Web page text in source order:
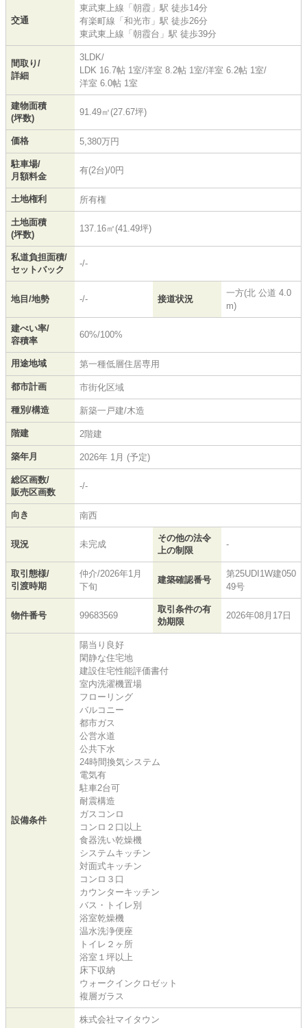
交通
東武東上線 「 朝霞 」駅 徒歩14分
有楽町線 「 和光市 」駅 徒歩26分
東武東上線 「 朝霞台 」駅 徒歩39分
間取り/
詳細
3LDK/
LDK 16.7帖 1室/洋室 8.2帖 1室/洋室 6.2帖 1室/
洋室 6.0帖 1室
建物面積
(坪数)
91.49㎡(27.67坪)
価格 5,380万円
駐車場/
月額料金
有(2台)/0円
土地権利 所有権
土地面積
(坪数)
137.16㎡(41.49坪)
私道負担面積/
セットバック
-/-
地目/地勢 -/- 接道状況
一方(北 公道 4.0
m)
建ぺい率/
容積率
60%/100%
用途地域 第一種低層住居専用
都市計画 市街化区域
種別/構造 新築一戸建/木造
階建 2階建
築年月 2026年 1月 (予定)
総区画数/
販売区画数
-/-
向き 南西
現況 未完成
その他の法令
上の制限
-
取引態様/
引渡時期
仲介/2026年1月
下旬
建築確認番号
第25UDI1W建050
49号
物件番号 99683569
取引条件の有
効期限
2026年08月17日
設備条件
陽当り良好
閑静な住宅地
建設住宅性能評価書付
室内洗濯機置場
フローリング
バルコニー
都市ガス
公営水道
公共下水
24時間換気システム
電気有
駐車2台可
耐震構造
ガスコンロ
コンロ２口以上
食器洗い乾燥機
システムキッチン
対面式キッチン
コンロ３口
カウンターキッチン
バス・トイレ別
浴室乾燥機
温水洗浄便座
トイレ２ヶ所
浴室１坪以上
床下収納
ウォークインクロゼット
複層ガラス
株式会社マイタウン